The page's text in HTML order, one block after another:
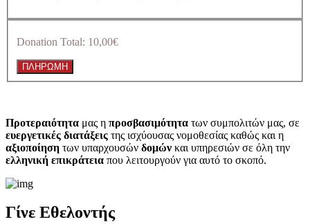
Donation Total: 10,00€
Προτεραιότητα μας η προσβασιμότητα των συμπολιτών μας, σε
ευεργετικές διατάξεις της ισχύουσας νομοθεσίας καθώς και η
αξιοποίηση των υπαρχουσών δομών και υπηρεσιών σε όλη την
ελληνική επικράτεια που λειτουργούν για αυτό το σκοπό.​
Γίνε Εθελοντής